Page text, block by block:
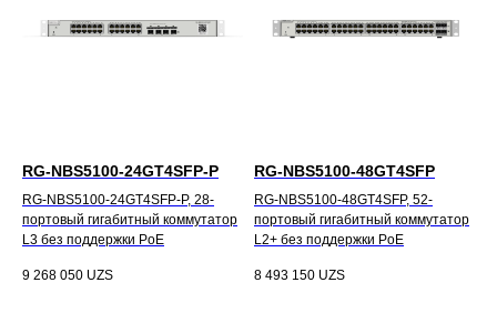
RG-NBS5100-24GT4SFP-P
RG-NBS5100-24GT4SFP-P, 28-
портовый гигабитный коммутатор
L3 без поддержки PoE
9 268 050 UZS
RG-NBS5100-48GT4SFP
RG-NBS5100-48GT4SFP, 52-
портовый гигабитный коммутатор
L2+ без поддержки PoE
8 493 150 UZS